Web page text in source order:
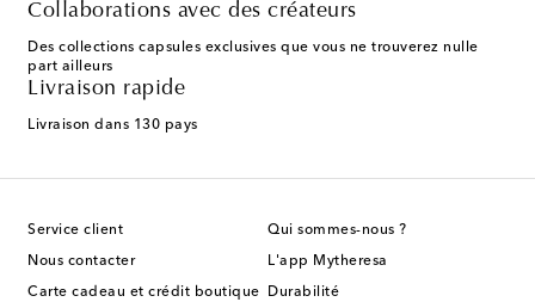
Collaborations avec des créateurs
Des collections capsules exclusives que vous ne trouverez nulle
part ailleurs
Livraison rapide
Livraison dans 130 pays
Service client
Nous contacter
Carte cadeau et crédit boutique
Qui sommes-nous ?
L'app Mytheresa
Durabilité